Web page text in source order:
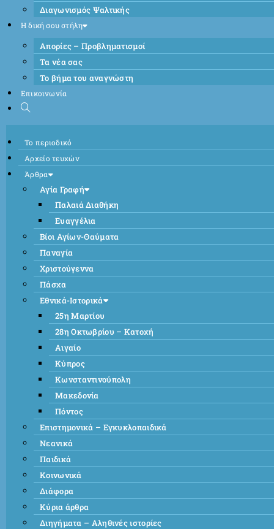
Διαγωνισμός Ψαλτικής
Η δική σου στήλη
Απορίες – Προβληματισμοί
Τα νέα σας
Το βήμα του αναγνώστη
Επικοινωνία
Το περιοδικό
Αρχείο τευχών
Άρθρα
Αγία Γραφή
Παλαιά Διαθήκη
Ευαγγέλια
Βίοι Αγίων-Θαύματα
Παναγία
Χριστούγεννα
Πάσχα
Εθνικά-Ιστορικά
25η Μαρτίου
28η Οκτωβρίου – Κατοχή
Αιγαίο
Κύπρος
Κωνσταντινούπολη
Μακεδονία
Πόντος
Επιστημονικά – Εγκυκλοπαιδικά
Νεανικά
Παιδικά
Κοινωνικά
Διάφορα
Κύρια άρθρα
Διηγήματα – Αληθινές ιστορίες